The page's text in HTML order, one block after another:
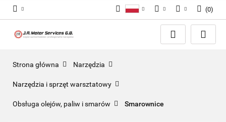
Zaloguj się
(0)
Strona główna Narzędzia
Narzędzia i sprzęt warsztatowy
Obsługa olejów, paliw i smarów Smarownice